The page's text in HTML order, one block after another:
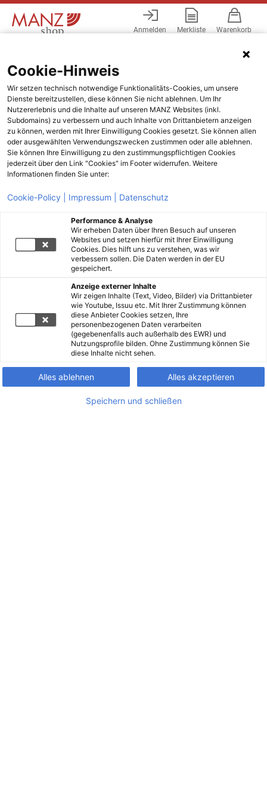
Anmelden Merkliste Warenkorb
Cookie-Hinweis
Wir setzen technisch notwendige Funktionalitäts-Cookies, um unsere
Dienste bereitzustellen, diese können Sie nicht ablehnen. Um Ihr
Nutzererlebnis und die Inhalte auf unseren MANZ Websites (inkl.
Subdomains) zu verbessern und auch Inhalte von Drittanbietern anzeigen
zu können, werden mit Ihrer Einwilligung Cookies gesetzt. Sie können allen
oder ausgewählten Verwendungszwecken zustimmen oder alle ablehnen.
Sie können Ihre Einwilligung zu den zustimmungspflichtigen Cookies
jederzeit über den Link "Cookies" im Footer widerrufen. Weitere
Informationen finden Sie unter:
Cookie-Policy | Impressum | Datenschutz
Performance & Analyse
Wir erheben Daten über Ihren Besuch auf unseren
Websites und setzen hierfür mit Ihrer Einwilligung
Cookies. Dies hilft uns zu verstehen, was wir
verbessern sollen. Die Daten werden in der EU
gespeichert.
Anzeige externer Inhalte
Wir zeigen Inhalte (Text, Video, Bilder) via Drittanbieter
wie Youtube, Issuu etc. Mit Ihrer Zustimmung können
diese Anbieter Cookies setzen, Ihre
personenbezogenen Daten verarbeiten
(gegebenenfalls auch außerhalb des EWR) und
Nutzungsprofile bilden. Ohne Zustimmung können Sie
diese Inhalte nicht sehen.
Alles ablehnen Alles akzeptieren
Speichern und schließen